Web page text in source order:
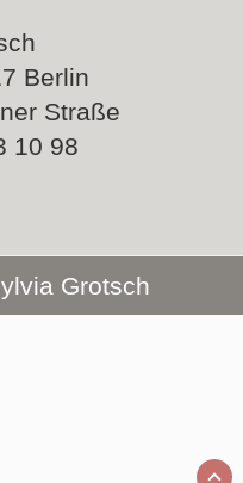
Berlin
Straße
10 98
Grotsch